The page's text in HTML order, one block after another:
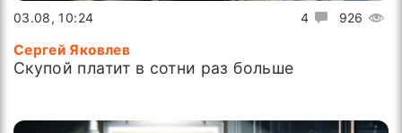
4 926
03.08, 10:24
Сергей Яковлев
Скупой платит в сотни раз больше